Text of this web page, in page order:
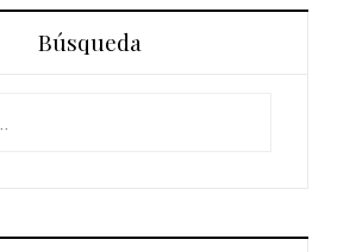
Búsqueda